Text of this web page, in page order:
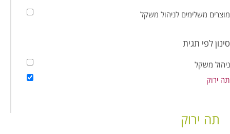
מוצרים משלימים לניהול משקל
סינון לפי תגית
ניהול משקל
תה ירוק
תה ירוק